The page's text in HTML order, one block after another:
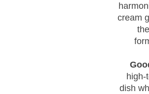
cream
high-
dish